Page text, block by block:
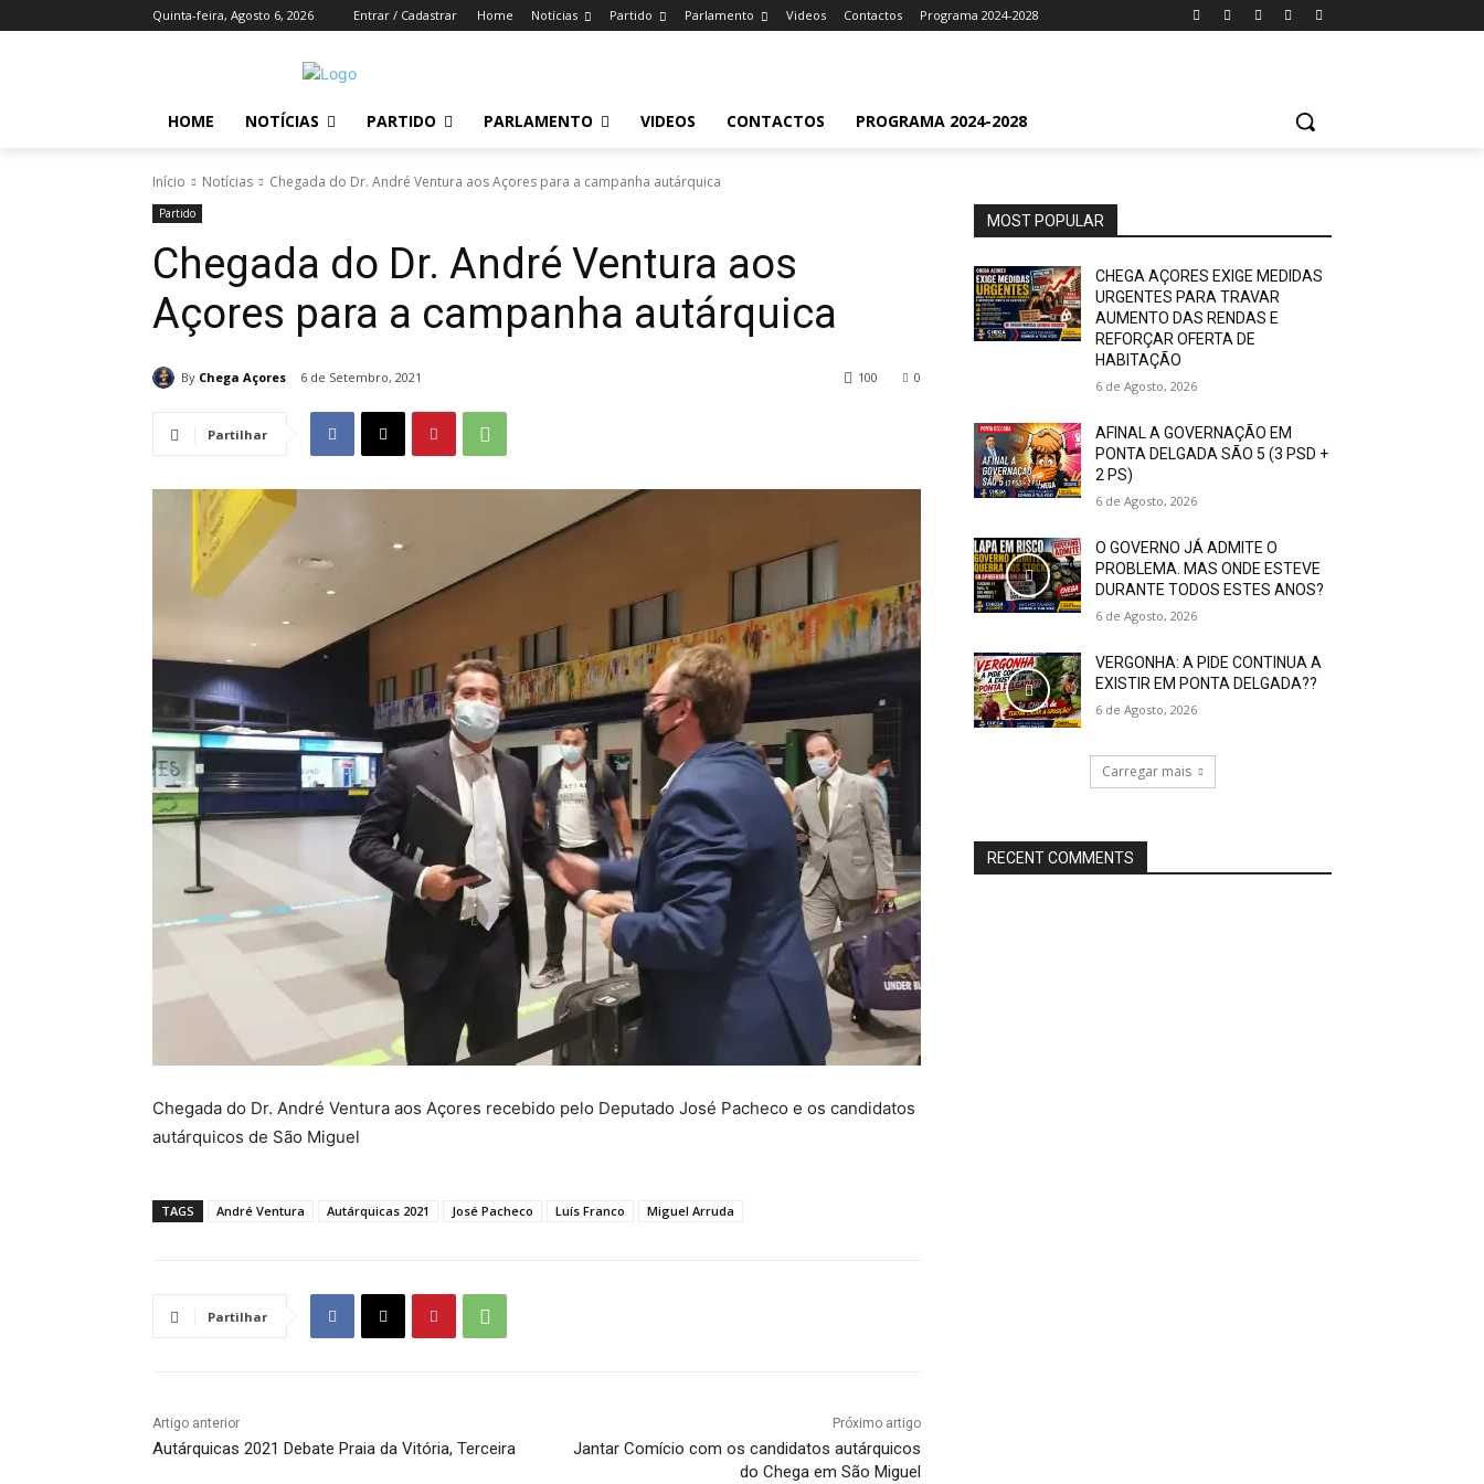
Quinta-feira, Agosto 6, 2026 Entrar / Cadastrar Home Notícias Partido Parlamento Videos Contactos Programa 2024-2028
HOME NOTÍCIAS PARTIDO PARLAMENTO VIDEOS CONTACTOS PROGRAMA 2024-2028
Início Notícias Chegada do Dr. André Ventura aos Açores para a campanha autárquica
Partido
Chegada do Dr. André Ventura aos
Açores para a campanha autárquica
By Chega Açores 6 de Setembro, 2021 0
100
Partilhar
Chegada do Dr. André Ventura aos Açores recebido pelo Deputado José Pacheco e os candidatos
autárquicos de São Miguel
TAGS André Ventura Autárquicas 2021 José Pacheco Luís Franco Miguel Arruda
Partilhar
Artigo anterior
Autárquicas 2021 Debate Praia da Vitória, Terceira
Próximo artigo
Jantar Comício com os candidatos autárquicos
do Chega em São Miguel
MOST POPULAR
CHEGA AÇORES EXIGE MEDIDAS
URGENTES PARA TRAVAR
AUMENTO DAS RENDAS E
REFORÇAR OFERTA DE
HABITAÇÃO
6 de Agosto, 2026
AFINAL A GOVERNAÇÃO EM
PONTA DELGADA SÃO 5 (3 PSD +
2 PS)
6 de Agosto, 2026
O GOVERNO JÁ ADMITE O
PROBLEMA. MAS ONDE ESTEVE
DURANTE TODOS ESTES ANOS?
6 de Agosto, 2026
VERGONHA: A PIDE CONTINUA A
EXISTIR EM PONTA DELGADA??
6 de Agosto, 2026
Carregar mais
RECENT COMMENTS